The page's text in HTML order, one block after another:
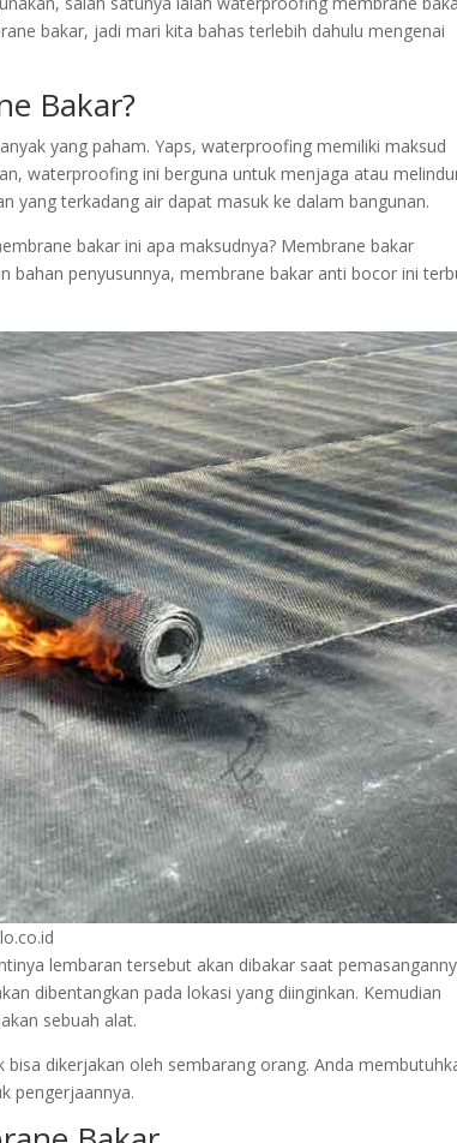
bakar, jadi mari kita bahas terlebih dahulu mengenai
Bakar?
yang paham. Yaps, waterproofing memiliki maksud
waterproofing ini berguna untuk menjaga atau
yang terkadang air dapat masuk ke dalam bangunan.
bakar ini apa maksudnya? Membrane bakar
bahan penyusunnya, membrane bakar anti bocor ini
lembaran tersebut akan dibakar saat
dibentangkan pada lokasi yang diinginkan. Kemudian
sebuah alat.
dikerjakan oleh sembarang orang. Anda
pengerjaannya.